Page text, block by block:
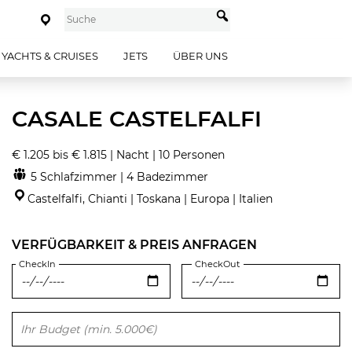
YACHTS & CRUISES JETS ÜBER UNS
CASALE CASTELFALFI
€ 1.205 bis € 1.815 | Nacht | 10 Personen
5 Schlafzimmer | 4 Badezimmer
Castelfalfi, Chianti | Toskana | Europa | Italien
VERFÜGBARKEIT & PREIS ANFRAGEN
CheckIn CheckOut
Bitte lasse dieses Feld leer.